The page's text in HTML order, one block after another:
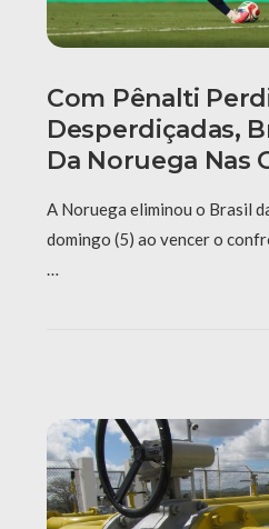
Com Pênalti
Desperdiçadas,
Da Noruega Nas
A Noruega eliminou o Brasil
domingo (5) ao vencer o
…